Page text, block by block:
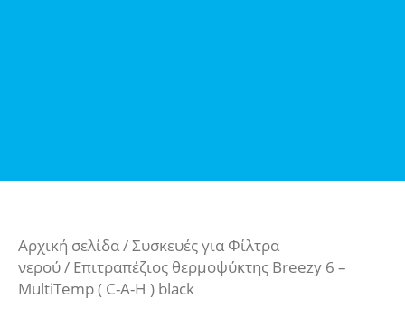
Αρχική σελίδα/Συσκευές για Φίλτρα
νερού/ Επιτραπέζιος θερμοψύκτης Breezy 6 –
MultiTemp ( C-A-H ) black